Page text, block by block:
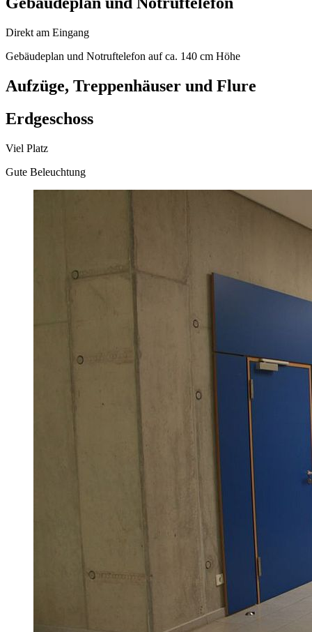
Direkt am Eingang
Gebäudeplan und Notruftelefon auf ca. 140 cm Höhe
Aufzüge, Treppenhäuser und Flure
Erdgeschoss
Viel Platz
Gute Beleuchtung